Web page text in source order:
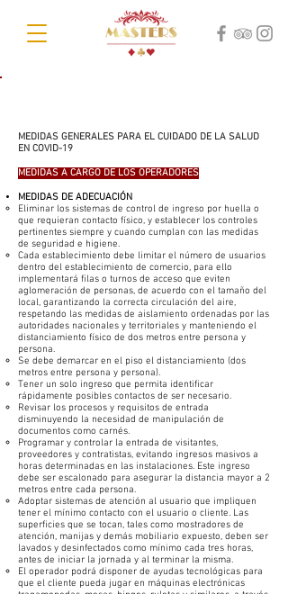
MEDIDAS GENERALES PARA EL CUIDADO DE LA SALUD
EN COVID-19
MEDIDAS A CARGO DE LOS OPERADORES
​MEDIDAS DE ADECUACIÓN
Eliminar los sistemas de control de ingreso por huella o
que requieran contacto físico, y establecer los controles
pertinentes siempre y cuando cumplan con las medidas
de seguridad e higiene.
Cada establecimiento debe limitar el número de usuarios
dentro del establecimiento de comercio, para ello
implementará filas o turnos de acceso que eviten
aglomeración de personas, de acuerdo con el tamaño del
local, garantizando la correcta circulación del aire,
respetando las medidas de aislamiento ordenadas por las
autoridades nacionales y territoriales y manteniendo el
distanciamiento físico de dos metros entre persona y
persona.
Se debe demarcar en el piso el distanciamiento (dos
metros entre persona y persona).
Tener un solo ingreso que permita identificar
rápidamente posibles contactos de ser necesario.
Revisar los procesos y requisitos de entrada
disminuyendo la necesidad de manipulación de
documentos como carnés.
Programar y controlar la entrada de visitantes,
proveedores y contratistas, evitando ingresos masivos a
horas determinadas en las instalaciones. Este ingreso
debe ser escalonado para asegurar la distancia mayor a 2
metros entre cada persona.
Adoptar sistemas de atención al usuario que impliquen
tener el mínimo contacto con el usuario o cliente. Las
superficies que se tocan, tales como mostradores de
atención, manijas y demás mobiliario expuesto, deben ser
lavados y desinfectados como mínimo cada tres horas,
antes de iniciar la jornada y al terminar la misma.
El operador podrá disponer de ayudas tecnológicas para
que el cliente pueda jugar en máquinas electrónicas